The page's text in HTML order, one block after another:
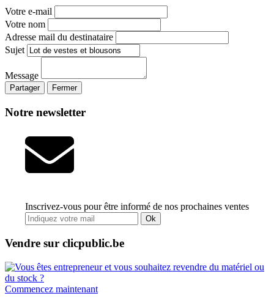
Votre e-mail
Votre nom
Adresse mail du destinataire
Sujet
Message
Partager Fermer
Notre newsletter
Inscrivez-vous pour être informé de nos prochaines ventes
Ok
Vendre sur clicpublic.be
Commencez maintenant